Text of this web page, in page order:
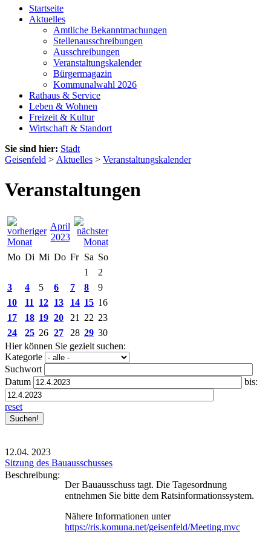
Startseite
Aktuelles
Amtliche Bekanntmachungen
Stellenausschreibungen
Ausschreibungen
Veranstaltungskalender
Bürgermagazin
Kommunalwahl 2026
Rathaus & Service
Leben & Wohnen
Freizeit & Kultur
Wirtschaft & Standort
Sie sind hier: Stadt
Geisenfeld > Aktuelles > Veranstaltungskalender
Veranstaltungen
April
2023
Mo Di Mi Do Fr Sa So
1
2
3
4 5 6 7 8
9
10
11 12 13 14 15 16
17
18 19 20 21 22 23
24
25 26 27 28 29 30
Hier können Sie gezielt suchen:
Kategorie
Suchwort
Datum
bis:
reset
12.04. 2023
Sitzung des Bauausschusses
Beschreibung:
Der Bauausschuss tagt. Die Tagesordnung
entnehmen Sie bitte dem Ratsinformationssystem.
Nähere Informationen unter
https://ris.komuna.net/geisenfeld/Meeting.mvc